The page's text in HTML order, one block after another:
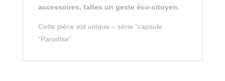
accessoires, faîtes un geste éco-citoyen.
Cette pièce est unique – série “capsule
“Paradise”